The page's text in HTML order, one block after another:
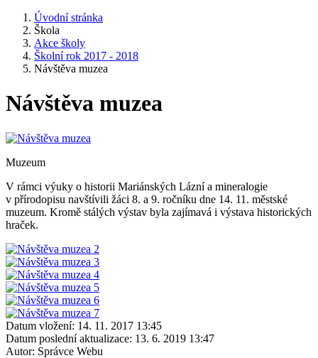
Úvodní stránka
Škola
Akce školy
Školní rok 2017 - 2018
Návštěva muzea
Návštěva muzea
Muzeum
V rámci výuky o historii Mariánských Lázní a mineralogie
v přírodopisu navštívili žáci 8. a 9. ročníku dne 14. 11. městské
muzeum. Kromě stálých výstav byla zajímavá i výstava historických
hraček.
Datum vložení: 14. 11. 2017 13:45
Datum poslední aktualizace: 13. 6. 2019 13:47
Autor: Správce Webu